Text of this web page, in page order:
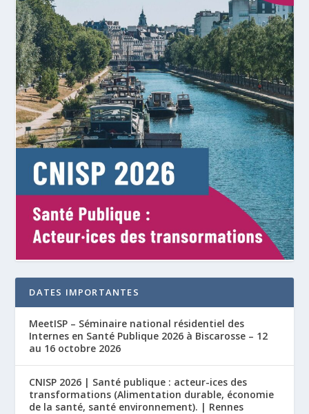
DATES IMPORTANTES
MeetISP – Séminaire national résidentiel des
Internes en Santé Publique 2026 à Biscarosse – 12
au 16 octobre 2026
CNISP 2026 | Santé publique : acteur-ices des
transformations (Alimentation durable, économie
de la santé, santé environnement). | Rennes